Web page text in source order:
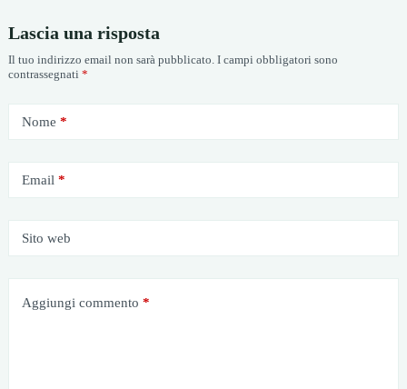
Lascia una risposta
Il tuo indirizzo email non sarà pubblicato. I campi obbligatori sono
contrassegnati *
Nome *
Email *
Sito web
Aggiungi commento *